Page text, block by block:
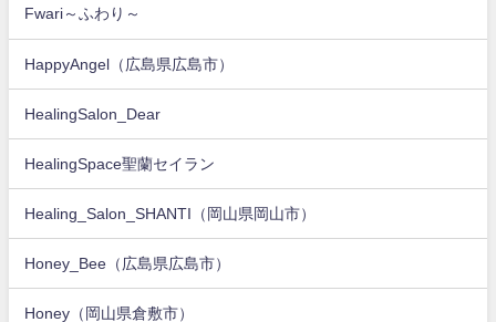
Fwari～ふわり～
HappyAngel（広島県広島市）
HealingSalon_Dear
HealingSpace聖蘭セイラン
Healing_Salon_SHANTI（岡山県岡山市）
Honey_Bee（広島県広島市）
Honey（岡山県倉敷市）